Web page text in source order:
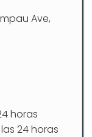
Ave,
horas
24 horas